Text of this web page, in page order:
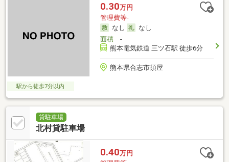
0.30万円
管理費等-
なし
なし
面積-
熊本電気鉄道 三ツ石駅 徒歩6分
熊本県合志市須屋
駅から徒歩7分以内
貸駐車場
北村貸駐車場
0.40万円